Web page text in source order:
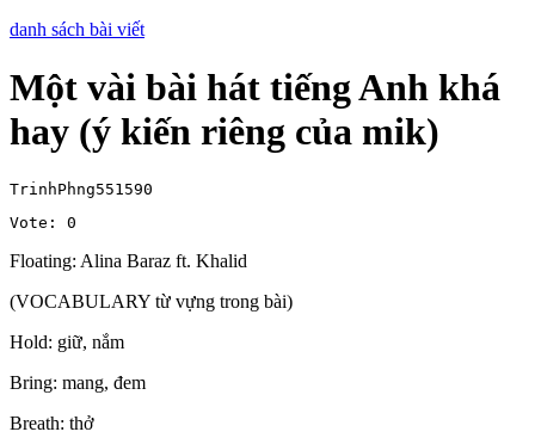
danh sách bài viết
Một vài bài hát tiếng Anh khá
hay (ý kiến riêng của mik)
TrinhPhng551590
Vote: 0
Floating: Alina Baraz ft. Khalid
(VOCABULARY từ vựng trong bài)
Hold: giữ, nắm
Bring: mang, đem
Breath: thở